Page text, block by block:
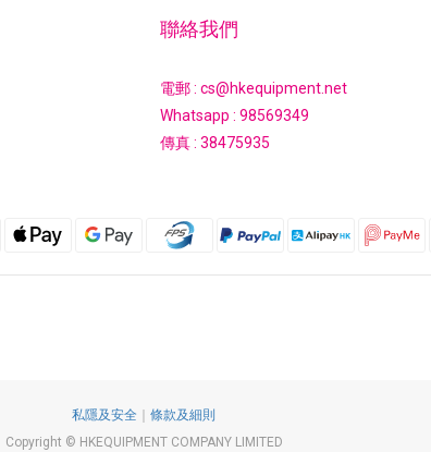
聯絡我們
電郵 : cs@hkequipment.net
Whatsapp : 98569349
傳真 : 38475935
私隱及安全
條款及細則
Copyright © HKEQUIPMENT COMPANY LIMITED